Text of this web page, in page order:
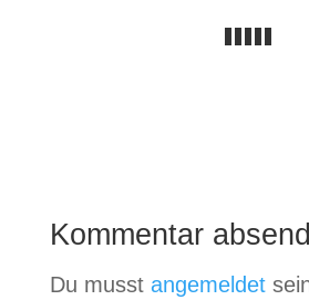
Kommentar
Du musst angemeldet